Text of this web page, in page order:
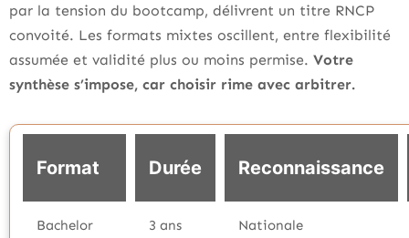
par la tension du bootcamp, délivrent un titre RNCP
convoité. Les formats mixtes oscillent, entre flexibilité
assumée et validité plus ou moins permise. Votre
synthèse s’impose, car choisir rime avec arbitrer.
Format Durée Reconnaissance
Bachelor 3 ans Nationale